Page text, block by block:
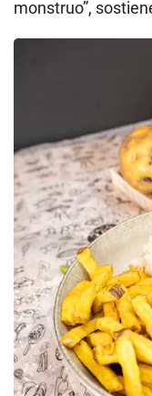
monstruo”,